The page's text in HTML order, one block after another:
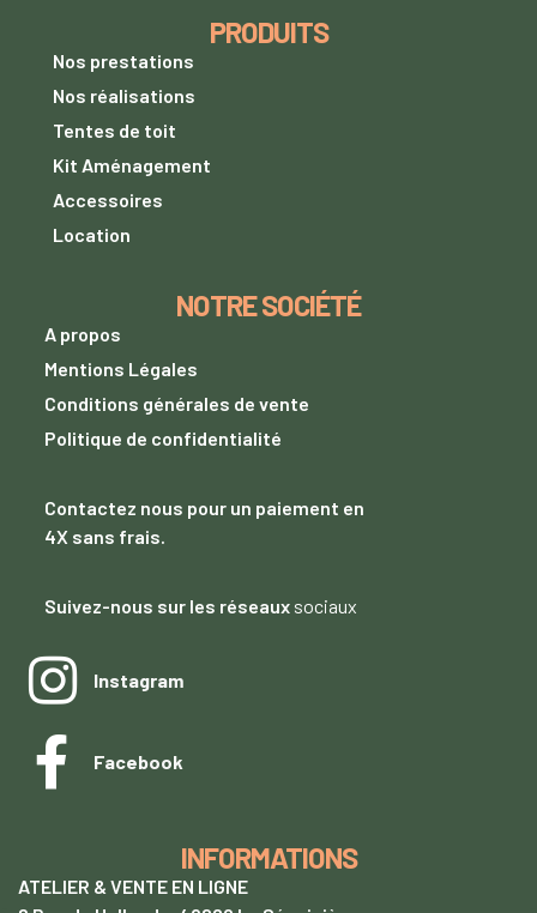
PRODUITS
Nos prestations
Nos réalisations
Tentes de toit
Kit Aménagement
Accessoires
Location
NOTRE SOCIÉTÉ
A propos
Mentions Légales
Conditions générales de vente
Politique de confidentialité
Contactez nous pour un paiement en
4X sans frais.
Suivez-nous sur les réseaux sociaux
Instagram
Facebook
INFORMATIONS
ATELIER & VENTE EN LIGNE